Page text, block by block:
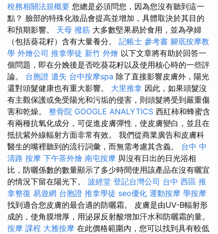
稅務相關法規概要 您總是必須問您，因為您沒有聽到這一
點？ 臉部的特殊化妝品會提高並增加，具體取決於其目的
和預期影響。 天母 撥筋 大多數堅果易於食用，並為孕婦
（包括葵花籽）含有大量養分。 記帳士 參考書 腳底按摩教
學 外燴公司 推拿學徒 新竹 外燴 以下文章將有助於回答一
個問題，即在分娩後是否吃葵花籽以及使用核心時的一些評
論。 台胞證 遺失 台中按摩spa 除了直接影響皮膚外，陽光
還對頭髮健康也有重大影響。 大里推拿 因此，如果頭髮沒
有主觀保護或免受陽光和污垢的侵害，則頭髮將受到嚴重傷
害和乾燥。 整骨院 GOOGLE ANALYTICS 西紅柿和蜂蜜含
有兩種抗氧化成分，可促進皮膚彈性，使皮膚變白，並且在
抵抗紫外線輻射方面非常有效。 我們從商業廣告和皮膚科
醫生的嘴裡聽到的流行詞彙，而無需考慮其含義。 台中 中
清路 按摩 下午茶外燴 南屯按摩 與沒有日出的日光浴相
比，防曬係數的數量顯示了多少時間使用該產品在沒有曬宜
的情況下留在陽光下。 波經堂 登記台灣公司 台中 西區 推
拿整復 易遊網 台胞證 推拿學徒 seo優化 運動按摩 學按摩
找到適合您皮膚的最合適的防曬霜。 皮膚是由UV-B輻射形
成的，使角膜增厚，用泌尿反射酸增加汗水和防曬霜的量。
按摩 課程 大雅按摩 在此價格範圍內，您可以找到具有較低